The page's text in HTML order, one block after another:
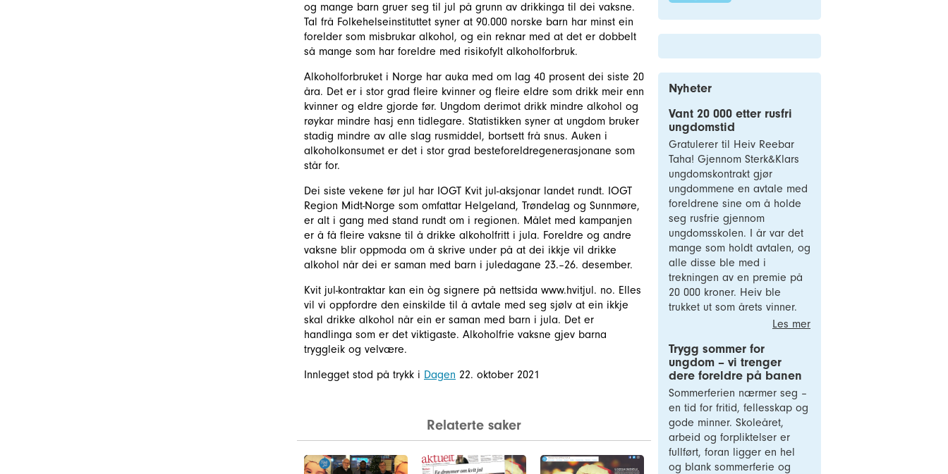
og mange barn gruer seg til jul på grunn av drikkinga til dei vaksne.
Tal frå Folkehelseinstituttet syner at 90.000 norske barn har minst ein
forelder som misbrukar alkohol, og ein reknar med at det er dobbelt
så mange som har foreldre med risikofylt alkoholforbruk.
Alkoholforbruket i Norge har auka med om lag 40 prosent dei siste 20
åra. Det er i stor grad fleire kvinner og fleire eldre som drikk meir enn
kvinner og eldre gjorde før. Ungdom derimot drikk mindre alkohol og
røykar mindre hasj enn tidlegare. Statistikken syner at ungdom bruker
stadig mindre av alle slag rusmiddel, bortsett frå snus. Auken i
alkoholkonsumet er det i stor grad besteforeldregenerasjonane som
står for.
Dei siste vekene før jul har IOGT Kvit jul-aksjonar landet rundt. IOGT
Region Midt-Norge som omfattar Helgeland, Trøndelag og Sunnmøre,
er alt i gang med stand rundt om i regionen. Målet med kampanjen
er å få fleire vaksne til å drikke alkoholfritt i jula. Foreldre og andre
vaksne blir oppmoda om å skrive under på at dei ikkje vil drikke
alkohol når dei er saman med barn i juledagane 23.–26. desember.
Kvit jul-kontraktar kan ein òg signere på nettsida www.hvitjul. no. Elles
vil vi oppfordre den einskilde til å avtale med seg sjølv at ein ikkje
skal drikke alkohol når ein er saman med barn i jula. Det er
handlinga som er det viktigaste. Alkoholfrie vaksne gjev barna
tryggleik og velvære.
Innlegget stod på trykk i Dagen 22. oktober 2021
Relaterte saker
Nyheter
Vant 20 000 etter rusfri
ungdomstid
Gratulerer til Heiv Reebar
Taha! Gjennom Sterk&Klars
ungdomskontrakt gjør
ungdommene en avtale med
foreldrene sine om å holde
seg rusfrie gjennom
ungdomsskolen. I år var det
mange som holdt avtalen, og
alle disse ble med i
trekningen av en premie på
20 000 kroner. Heiv ble
trukket ut som årets vinner.
Les mer
Trygg sommer for
ungdom – vi trenger
dere foreldre på banen
Sommerferien nærmer seg –
en tid for fritid, fellesskap og
gode minner. Skoleåret,
arbeid og forpliktelser er
fullført, foran ligger en hel
og blank sommerferie og